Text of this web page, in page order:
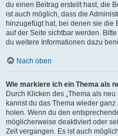
du einen Beitrag erstellt hast, die
ist auch möglich, dass die
hinzugefügt hat, bei denen sie die
auf der Seite sichtbar werden.
du weitere Informationen dazu
Nach oben
Wie markiere ich ein Thema als
Durch Klicken des „Thema als
kannst du das Thema wieder
holen. Wenn du den
möglicherweise deaktiviert oder
Zeit vergangen. Es ist auch